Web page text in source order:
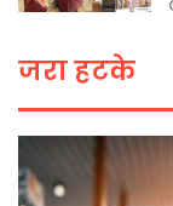
जरा हटके